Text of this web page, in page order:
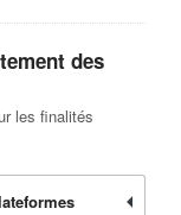
des
les finalités